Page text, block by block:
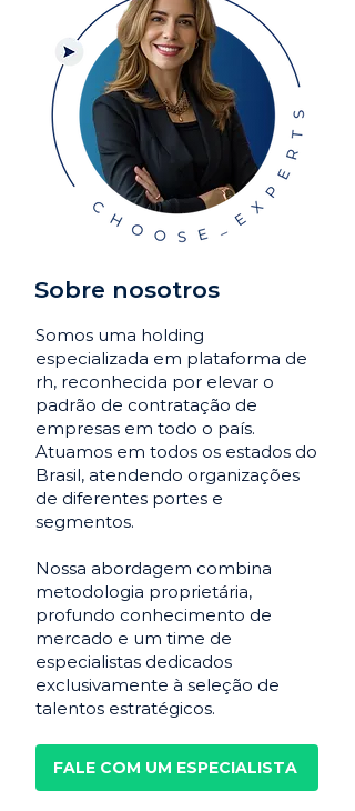
Sobre nosotros
Somos uma holding
especializada em plataforma de
rh, reconhecida por elevar o
padrão de contratação de
empresas em todo o país.
Atuamos em todos os estados do
Brasil, atendendo organizações
de diferentes portes e
segmentos.
Nossa abordagem combina
metodologia proprietária,
profundo conhecimento de
mercado e um time de
especialistas dedicados
exclusivamente à seleção de
talentos estratégicos.
FALE COM UM ESPECIALISTA